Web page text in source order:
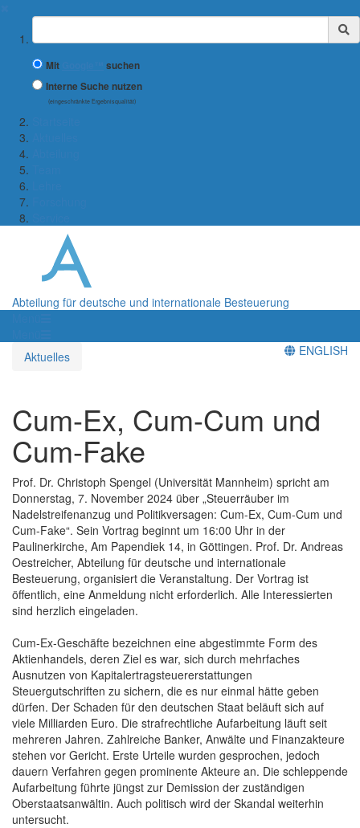
Suchbegriff
Mit
suchen
Interne Suche nutzen
(eingeschränkte Ergebnisqualität)
Abteilung für deutsche und internationale Besteuerung
Aktuelles
ENGLISH
Cum-Ex, Cum-Cum und
Cum-Fake
Prof. Dr. Christoph Spengel (Universität Mannheim) spricht am
Donnerstag, 7. November 2024 über „Steuerräuber im
Nadelstreifenanzug und Politikversagen: Cum-Ex, Cum-Cum und
Cum-Fake“. Sein Vortrag beginnt um 16:00 Uhr in der
Paulinerkirche, Am Papendiek 14, in Göttingen. Prof. Dr. Andreas
Oestreicher, Abteilung für deutsche und internationale
Besteuerung, organisiert die Veranstaltung. Der Vortrag ist
öffentlich, eine Anmeldung nicht erforderlich. Alle Interessierten
sind herzlich eingeladen.
Cum-Ex-Geschäfte bezeichnen eine abgestimmte Form des
Aktienhandels, deren Ziel es war, sich durch mehrfaches
Ausnutzen von Kapitalertragsteuererstattungen
Steuergutschriften zu sichern, die es nur einmal hätte geben
dürfen. Der Schaden für den deutschen Staat beläuft sich auf
viele Milliarden Euro. Die strafrechtliche Aufarbeitung läuft seit
mehreren Jahren. Zahlreiche Banker, Anwälte und Finanzakteure
stehen vor Gericht. Erste Urteile wurden gesprochen, jedoch
dauern Verfahren gegen prominente Akteure an. Die schleppende
Aufarbeitung führte jüngst zur Demission der zuständigen
Oberstaatsanwältin. Auch politisch wird der Skandal weiterhin
untersucht.